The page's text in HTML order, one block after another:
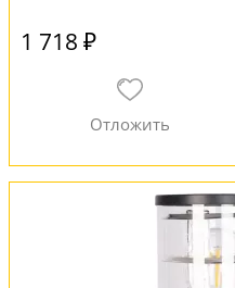
1 718 ₽